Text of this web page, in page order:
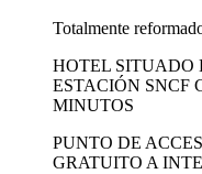
Totalmente
HOTEL SITUADO
ESTACIÓN SNCF
MINUTOS
PUNTO DE
GRATUITO A